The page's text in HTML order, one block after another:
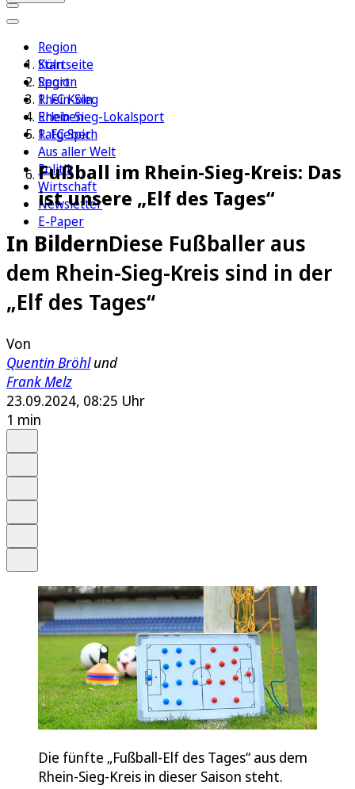
Region
Köln
Sport
1. FC Köln
Erleben
Ratgeber
Aus aller Welt
Politik
Wirtschaft
Newsletter
E-Paper
Startseite
Region
Rhein-Sieg
Rhein-Sieg-Lokalsport
1. FC Spich
Fußball im Rhein-Sieg-Kreis: Das
ist unsere „Elf des Tages“
In BildernDiese Fußballer aus
dem Rhein-Sieg-Kreis sind in der
„Elf des Tages“
Von
Quentin Bröhlund
Frank Melz
23.09.2024, 08:25 Uhr
1 min
Die fünfte „Fußball-Elf des Tages“ aus dem
Rhein-Sieg-Kreis in dieser Saison steht.